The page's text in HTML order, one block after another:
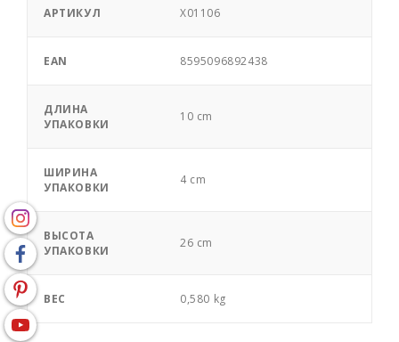
АРТИКУЛ X01106
EAN 8595096892438
ДЛИНА
УПАКОВКИ
10 cm
ШИРИНА
УПАКОВКИ
4 cm
ВЫСОТА
УПАКОВКИ
26 cm
ВЕС 0,580 kg